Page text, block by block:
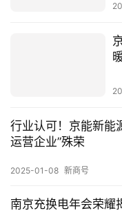
页
商
观
行业认可！京能新能
运营企业”殊荣
2025-01-08 新商号
南京充换电年会荣耀